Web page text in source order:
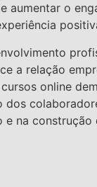
o
a relação
online
na construção